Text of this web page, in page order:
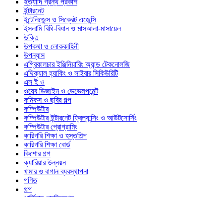
ইন্টারনেট
ইন্টেলিজেন্স ও সিক্রেট এজেন্সি
ইসলামি বিধি-বিধান ও মাসআলা-মাসায়েল
উক্তি
উপকথা ও লোককাহিনী
উপন্যাস
এগ্রিকালচার ইঞ্জিনিয়ারিং অ্যান্ড টেকনোলজি
এথিক্যাল হ্যাকিং ও সাইবার সিকিউরিটি
এস ই ও
ওয়েব ডিজাইন ও ডেভেলপমেন্ট
কমিকস ও ছবির গল্প
কম্পিউটার
কম্পিউটার ইন্টারনেট ফ্রিল্যান্সিং ও আউটসোর্সিং
কম্পিউটার প্রোগ্রামিং
কারিগরি শিক্ষা ও হস্তশিল্প
কারিগরি শিক্ষা বোর্ড
কিশোর গল্প
ক্যারিয়ার উন্নয়ন
খামার ও বাগান ব্যবস্থাপনা
গণিত
গল্প